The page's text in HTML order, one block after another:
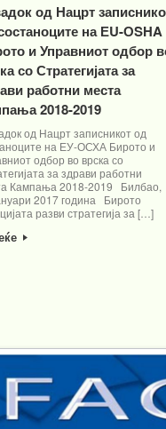
од Нацрт
на ЕU-ОSHA
и Управниот одбор
со Стратегијата за
работни места
2018-2019
од Нацрт записникот од
на ЕУ-ОСХА Бирото и
одбор во врска со
за здрави работни
Кампања 2018-2019 Билбао,
2017 година Бирото
разви стратегија за […]